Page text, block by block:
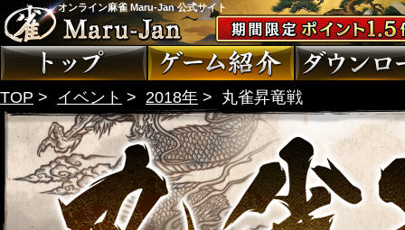
オンライン麻雀 Maru-Jan 公式サイト
TOP > イベント > 2018年 > 丸雀昇竜戦